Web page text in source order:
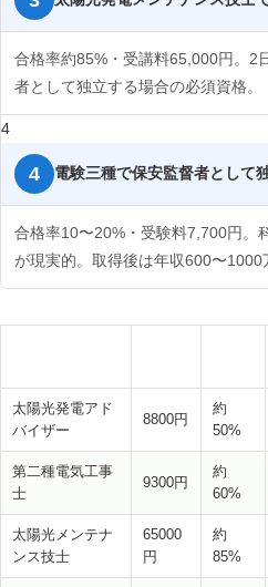
合格率約85%・受講料65,000円。2
者として独立する場合の必須資格。
4
電験三種で保安監督者として
合格率10〜20%・受験料7,700円。
が現実的。取得後は年収600〜1000
太陽光発電アド
バイザー
8800円
約
50%
第二種電気工事
士
9300円
約
60%
太陽光メンテナ
ンス技士
65000
円
約
85%